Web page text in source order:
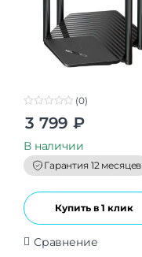
o
t
o
f
5
(0)
3 799 ₽
В наличии
Гарантия 12 месяцев
Купить в 1 клик
Сравнение